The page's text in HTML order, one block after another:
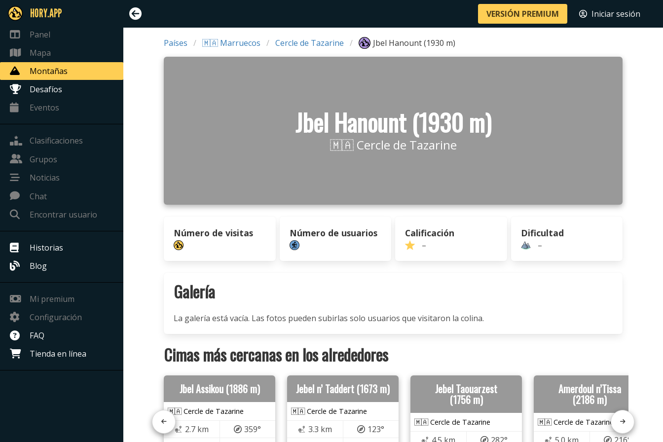
HORY.APP
Panel
Mapa
Montañas
Desafíos
Eventos
Clasificaciones
Grupos
Noticias
Chat
Encontrar usuario
Historias
Blog
Mi premium
Configuración
FAQ
Tienda en línea
VERSIÓN PREMIUM Iniciar sesión
Países 🇲🇦 Marruecos Cercle de Tazarine Jbel Hanount (1930 m)
Jbel Hanount (1930 m)
🇲🇦 Cercle de Tazarine
Número de visitas Número de usuarios Calificación
–
Dificultad
–
Galería
La galería está vacía. Las fotos pueden subirlas solo usuarios que visitaron la colina.
Cimas más cercanas en los alrededores
Jbel Assikou (1886 m)
🇲🇦 Cercle de Tazarine
2.7 km
359°
Jebel n’ Taddert (1673 m)
🇲🇦 Cercle de Tazarine
3.3 km
123°
Jebel Taouarzest
(1756 m)
🇲🇦 Cercle de Tazarine
Amerdoul n’Tissa
(2186 m)
🇲🇦 Cercle de Tazarine